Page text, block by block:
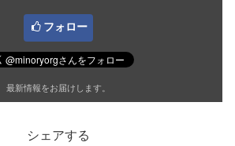
フォロー
最新情報をお届けします。
シェアする